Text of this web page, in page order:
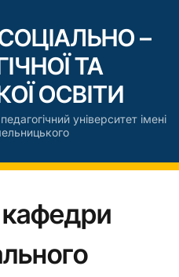
–
ТА
ОСВІТИ
університет імені